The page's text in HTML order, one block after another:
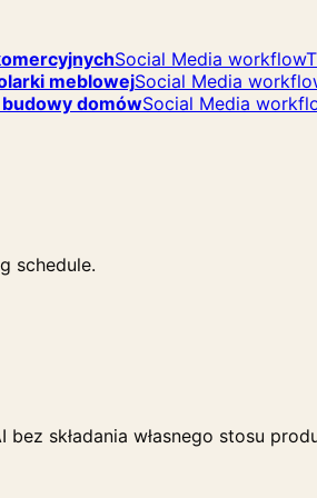
Social Media workflowT
meblowejSocial Media
domówSocial Media
schedule.
składania własnego stosu